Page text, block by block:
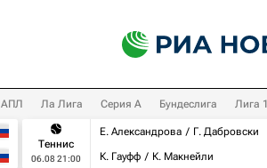
АПЛ Ла Лига Серия А Бундеслига Лига 1
Теннис
06.08 21:00
Е. Александрова
Г. Дабровски
К. Гауфф
К. Макнейли